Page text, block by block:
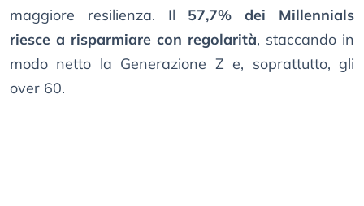
maggiore resilienza. Il 57,7% dei Millennials
riesce a risparmiare con regolarità, staccando in
modo netto la Generazione Z e, soprattutto, gli
over 60.